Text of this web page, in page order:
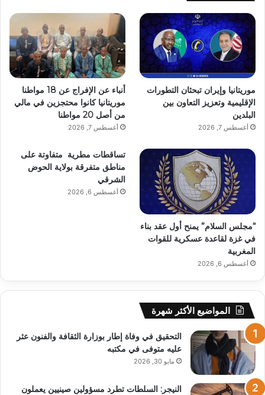
موريتانيا وإيران تبحثان التطورات
الإقليمية وتعزيز التعاون بين
البلدين
أغسطس 7, 2026
أنباء عن الإفراج عن 18 مواطنا
موريتانيا كانوا محتجزين في مالي
من أصل 20 مواطنا
أغسطس 7, 2026
“مجلس السلام” يمنح أول عقد بناء
في غزة لقاعدة عسكرية للقوات
المغربية
أغسطس 6, 2026
تساقطات مطرية متفاوتة على
مناطق متفرقة بولاية الحوض
الشرقي
أغسطس 6, 2026
المواضيع الأكثر شهرة
التحقيق في وفاة إطار بوزارة الثقافة والفنون عثر
عليه متوفى في مكتبه
مايو 30, 2026
النيجر: السلطات تطرد مسؤولين صينيين يعملون